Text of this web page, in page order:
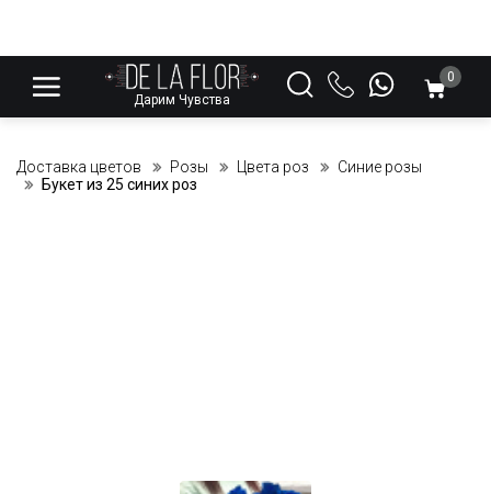
Дарим Чувства
0
Доставка цветов Розы Цвета роз
Синие розы
Букет из 25 синих роз